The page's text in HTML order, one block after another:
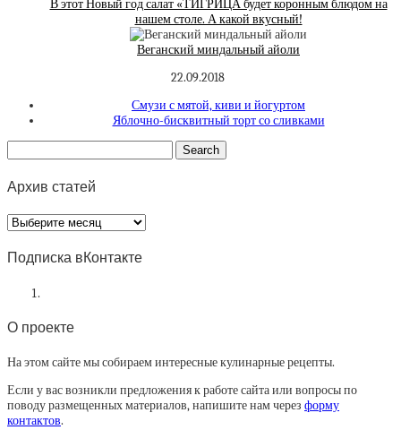
В этот Новый год салат «ТИГРИЦА будет коронным блюдом на
нашем столе. А какой вкусный!
Веганский миндальный айоли
22.09.2018
Смузи с мятой, киви и йогуртом
Яблочно-бисквитный торт со сливками
Архив статей
Архив
статей
Подписка вКонтакте
О проекте
На этом сайте мы собираем интересные кулинарные рецепты.
Если у вас возникли предложения к работе сайта или вопросы по
поводу размещенных материалов, напишите нам через форму
контактов.